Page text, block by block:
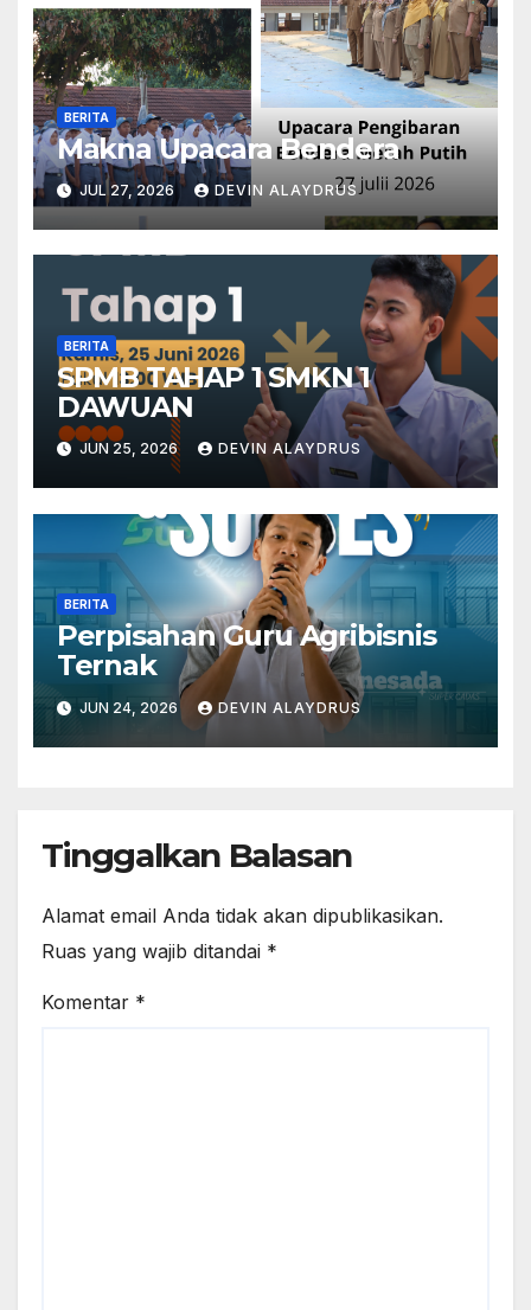
BERITA
Makna Upacara Bendera
JUL 27, 2026 DEVIN ALAYDRUS
BERITA
SPMB TAHAP 1 SMKN 1
DAWUAN
JUN 25, 2026 DEVIN ALAYDRUS
BERITA
Perpisahan Guru Agribisnis
Ternak
JUN 24, 2026 DEVIN ALAYDRUS
Tinggalkan Balasan
Alamat email Anda tidak akan dipublikasikan.
Ruas yang wajib ditandai *
Komentar *